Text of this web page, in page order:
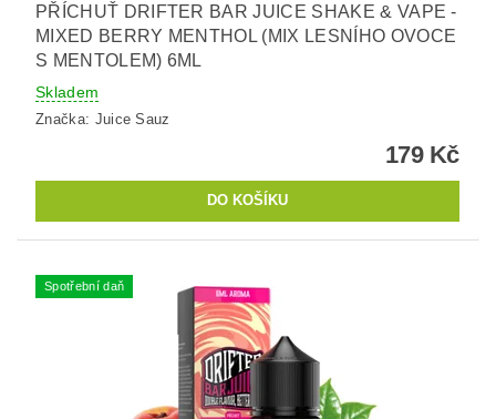
PŘÍCHUŤ DRIFTER BAR JUICE SHAKE & VAPE -
MIXED BERRY MENTHOL (MIX LESNÍHO OVOCE
S MENTOLEM) 6ML
Skladem
Značka: Juice Sauz
179 Kč
Spotřební daň